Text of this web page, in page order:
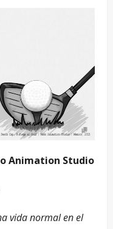
Animation Studio
vida normal en el